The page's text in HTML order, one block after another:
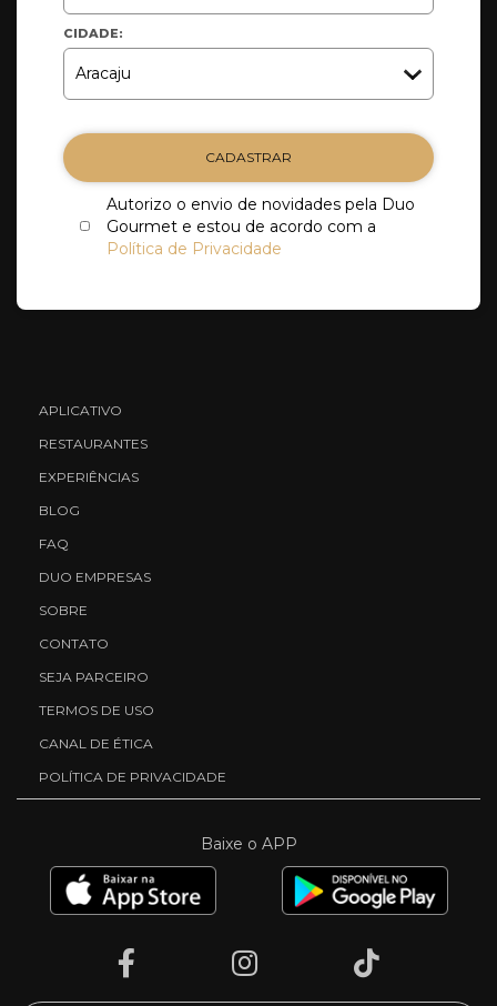
CIDADE:
CADASTRAR
Autorizo o envio de novidades pela Duo
Gourmet e estou de acordo com a
Política de Privacidade
APLICATIVO
RESTAURANTES
EXPERIÊNCIAS
BLOG
FAQ
DUO EMPRESAS
SOBRE
CONTATO
SEJA PARCEIRO
TERMOS DE USO
CANAL DE ÉTICA
POLÍTICA DE PRIVACIDADE
Baixe o APP